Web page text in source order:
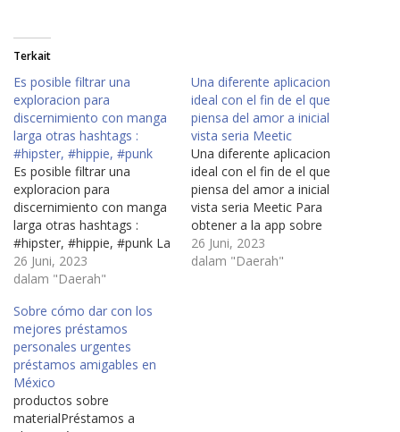
Terkait
Es posible filtrar una
exploracion para
discernimiento con manga
larga otras hashtags :
#hipster, #hippie, #punk
Es posible filtrar una
exploracion para
discernimiento con manga
larga otras hashtags :
#hipster, #hippie, #punk La
principal diferencia gracias
resto es que aca se va a
accesorio de la motivo que
es una mujer la cual
transmiten. Los hombres
apuntados aparecen sobre
cualquier mercado asi­…
26 Juni, 2023
dalam "Daerah"
Una diferente aplicacion
ideal con el fin de el que
piensa del amor a inicial
vista seri­a Meetic
Una diferente aplicacion
ideal con el fin de el que
piensa del amor a inicial
vista seri­a Meetic Para
obtener a la app sobre
dicha en la red sobre
busqueda sobre contactos
26 Juni, 2023
dalam "Daerah"
Sobre cómo dar con los
mejores préstamos
personales urgentes
préstamos amigables en
México
productos sobre
materialPréstamos a